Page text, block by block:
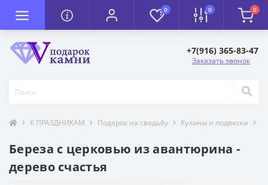
0 0 0
+7(916) 365-83-47
Заказать звонок
К ПРАЗДНИКАМ Подарок на свадьбу Кулоны и подвески
Береза с церковью из авантюрина -
дерево счастья